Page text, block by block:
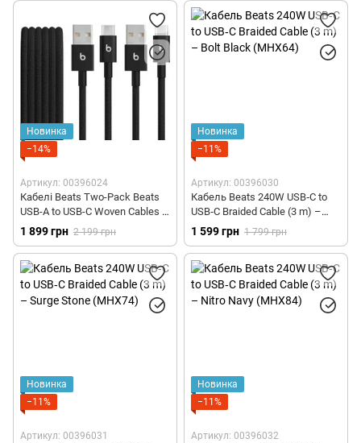
Новинка
−14%
Артикул: 00396024
Кабелі Beats Two-Pack Beats
USB-A to USB-C Woven Cables –
Bolt Black (MDGH4)
1 899 грн 2 199 грн
Новинка
−11%
Артикул: 00396030
Кабель Beats 240W USB‑C to
USB‑C Braided Cable (3 m) –
Bolt Black (MHX64)
1 599 грн 1 799 грн
Новинка
−11%
Артикул: 00396031
Новинка
−11%
Артикул: 00396032